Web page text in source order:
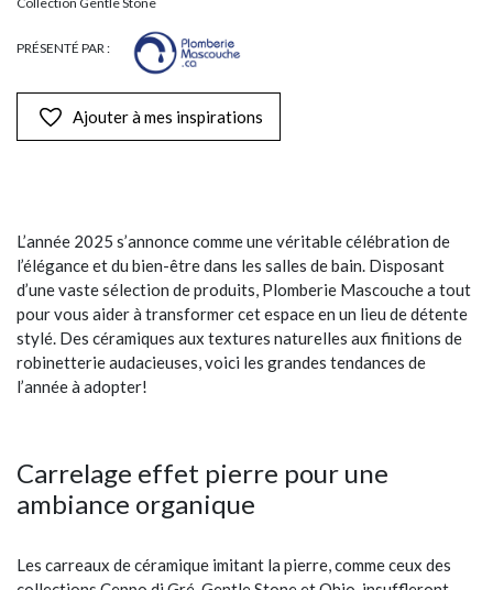
PRÉSENTÉ PAR :
Ajouter à mes inspirations
L’année 2025 s’annonce comme une véritable célébration de
l’élégance et du bien-être dans les salles de bain. Disposant
d’une vaste sélection de produits, Plomberie Mascouche a tout
pour vous aider à transformer cet espace en un lieu de détente
stylé. Des céramiques aux textures naturelles aux finitions de
robinetterie audacieuses, voici les grandes tendances de
l’année à adopter!
Carrelage effet pierre pour une
ambiance organique
Les carreaux de céramique imitant la pierre, comme ceux des